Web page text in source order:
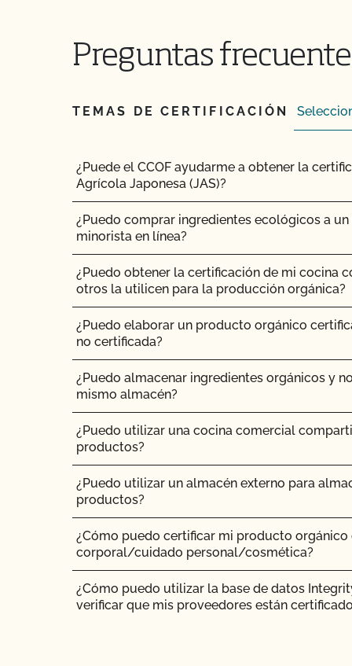
¿Puedo utilizar antibióticos en mis animales
orgánica?
¿Puedo utilizar cualquier matadero para
¿Puedo utilizar compost?
¿Puedo utilizar antiparasitarios para tratar a
¿Puedo utilizar madera tratada para sustituir
¿Puedo utilizar semillas tratadas?
¿Pueden pastar animales no ecológicos en
¿Pueden los animales no orgánicos llegar a
¿Se puede dar pienso suplementario?
¿Es necesario que los complementos y
certificación orgánica?
¿Tienen que ser orgánicos mis trasplantes?
¿Certifica el CCOF los productos de cáñamo?
¿Ofrece el CCOF la Certificación de Transición?
Preguntas
TEMAS DE CERTIFICACIÓN
¿Puede el CCOF ayudarme a obtener la
Agrícola Japonesa (JAS)?
¿Puedo comprar ingredientes ecológicos a
minorista en línea?
¿Puedo obtener la certificación de mi cocina
otros la utilicen para la producción orgánica?
¿Puedo elaborar un producto orgánico
no certificada?
¿Puedo almacenar ingredientes orgánicos y
mismo almacén?
¿Puedo utilizar una cocina comercial
productos?
¿Puedo utilizar un almacén externo para
productos?
¿Cómo puedo certificar mi producto orgánico
corporal/cuidado personal/cosmética?
¿Cómo puedo utilizar la base de datos
verificar que mis proveedores están